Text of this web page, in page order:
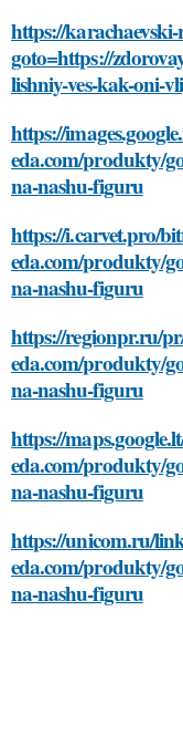
https://
goto=https://
lishniy-ves-kak-oni-
https://
eda.com/produkty/
na-nashu-figuru
https://i.carvet.pro/
eda.com/produkty/
na-nashu-figuru
https://regionpr.ru/
eda.com/produkty/
na-nashu-figuru
https://
eda.com/produkty/
na-nashu-figuru
https://unicom.ru/
eda.com/produkty/
na-nashu-figuru